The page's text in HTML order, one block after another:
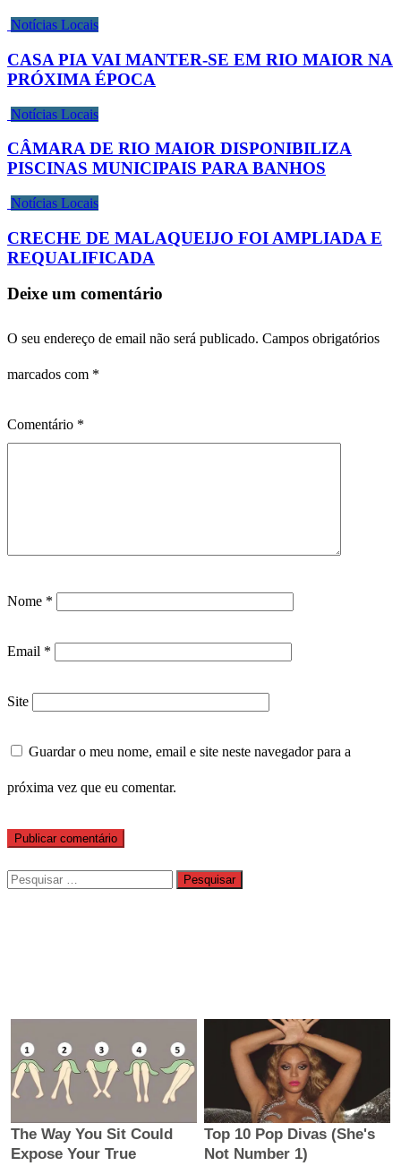
Notícias Locais
CASA PIA VAI MANTER-SE EM RIO MAIOR NA
PRÓXIMA ÉPOCA
Notícias Locais
CÂMARA DE RIO MAIOR DISPONIBILIZA
PISCINAS MUNICIPAIS PARA BANHOS
Notícias Locais
CRECHE DE MALAQUEIJO FOI AMPLIADA E
REQUALIFICADA
Deixe um comentário
O seu endereço de email não será publicado. Campos obrigatórios
marcados com *
Comentário *
Nome *
Email *
Site
Guardar o meu nome, email e site neste navegador para a
próxima vez que eu comentar.
Pesquisar
por: